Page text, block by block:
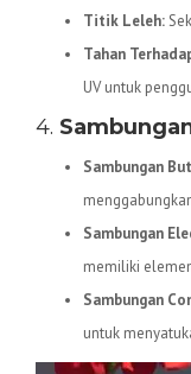
Titik Leleh:
Tahan
UV untuk
4.
Sambungan
Sambungan
memiliki
Sambungan
untuk